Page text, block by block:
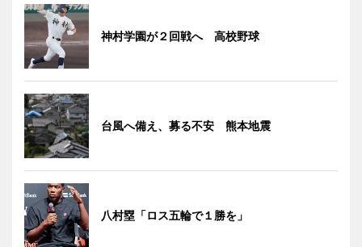
神村学園が２回戦へ 高校野球
台風へ備え、募る不安 熊本地震
八村塁「ロス五輪で１勝を」